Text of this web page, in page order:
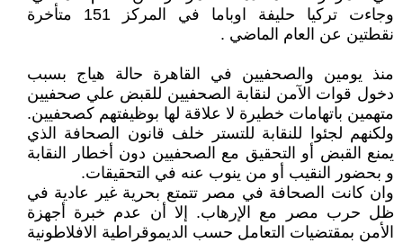
وجاءت تركيا حليفة اوباما في المركز 151 متأخرة
نقطتين عن العام الماضي .
منذ يومين والصحفيين في القاهرة حالة هياج بسبب
دخول قوات الآمن لنقابة الصحفيين للقبض علي صحفيين
متهمين باتهامات خطيرة لا علاقة لها بوظيفتهم كصحفيين.
ولكنهم لجئوا للنقابة للتستر خلف قانون الصحافة الذي
يمنع القبض أو التحقيق مع الصحفيين دون أخطار النقابة
و بحضور النقيب أو من ينوب عنه في التحقيقات.
وان كانت الصحافة في مصر تتمتع بحرية غير عادية في
ظل حرب مصر مع الإرهاب. إلا أن عدم خبرة أجهزة
الأمن بمقتضيات التعامل حسب الديموقراطية الافلاطونية